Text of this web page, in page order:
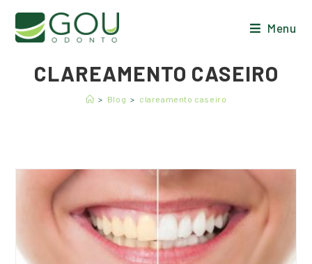
Menu
CLAREAMENTO CASEIRO
> Blog > clareamento caseiro